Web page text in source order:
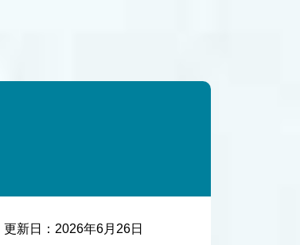
更新日： 2026年6月26日